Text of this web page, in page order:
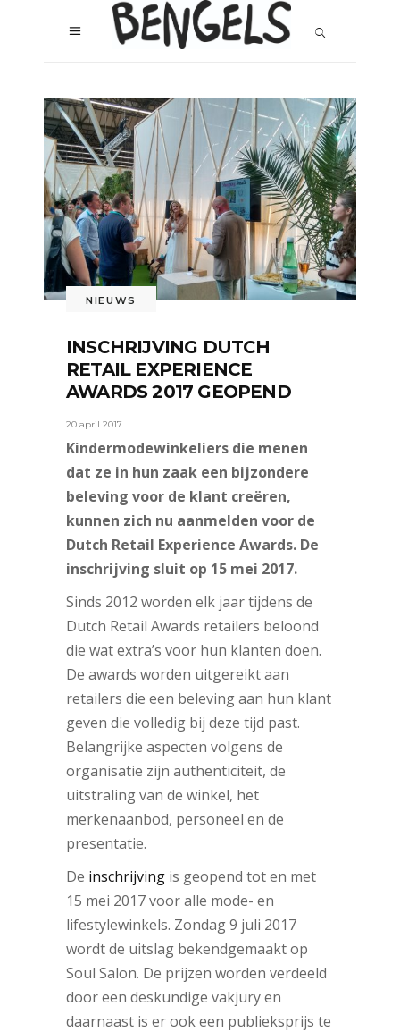
NIEUWS
INSCHRIJVING DUTCH
RETAIL EXPERIENCE
AWARDS 2017 GEOPEND
20 april 2017
Kindermodewinkeliers die menen
dat ze in hun zaak een bijzondere
beleving voor de klant creëren,
kunnen zich nu aanmelden voor de
Dutch Retail Experience Awards. De
inschrijving sluit op 15 mei 2017.
Sinds 2012 worden elk jaar tijdens de
Dutch Retail Awards retailers beloond
die wat extra’s voor hun klanten doen.
De awards worden uitgereikt aan
retailers die een beleving aan hun klant
geven die volledig bij deze tijd past.
Belangrijke aspecten volgens de
organisatie zijn authenticiteit, de
uitstraling van de winkel, het
merkenaanbod, personeel en de
presentatie.
De inschrijving is geopend tot en met
15 mei 2017 voor alle mode- en
lifestylewinkels. Zondag 9 juli 2017
wordt de uitslag bekendgemaakt op
Soul Salon. De prijzen worden verdeeld
door een deskundige vakjury en
daarnaast is er ook een publieksprijs te